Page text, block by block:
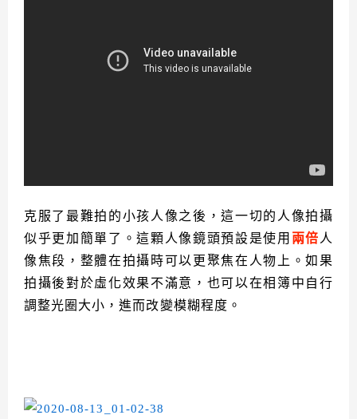
克服了最難拍的小孩人像之後，這一切的人像拍攝
似乎更加簡單了。這顆人像鏡頭預設是使用 兩倍 人
像焦段，整體在拍攝時可以更聚焦在人物上。如果
拍攝後對於虛化效果不滿意，也可以在相簿中自行
調整光圈大小，進而改變模糊程度。